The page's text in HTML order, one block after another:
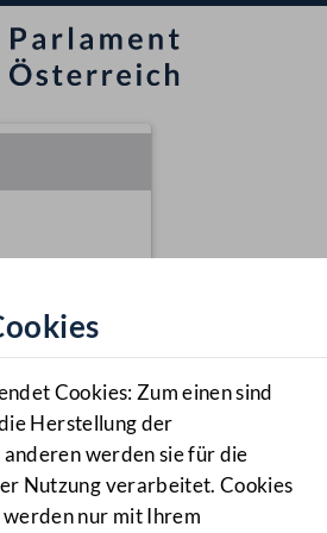
öffnen
Cookies: Zum einen sind
Herstellung der
werden sie für die
Nutzung verarbeitet. Cookies
nur mit Ihrem